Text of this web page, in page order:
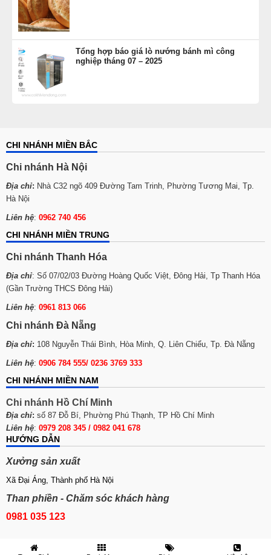
Tổng hợp báo giá lò nướng bánh mì công
nghiệp tháng 07 – 2025
CHI NHÁNH MIỀN BẮC
Chi nhánh Hà Nội
Địa chỉ: Nhà C32 ngõ 409 Đường Tam Trinh, Phường Tương Mai, Tp.
Hà Nội
Liên hệ: 0962 740 456
CHI NHÁNH MIỀN TRUNG
Chi nhánh Thanh Hóa
Địa chỉ: Số 07/02/03 Đường Hoàng Quốc Việt, Đông Hải, Tp Thanh Hóa
(Gần Trường THCS Đông Hải)
Liên hệ: 0961 813 066
Chi nhánh Đà Nẵng
Địa chỉ: 108 Nguyễn Thái Bình, Hòa Minh, Q. Liên Chiểu, Tp. Đà Nẵng
Liên hệ: 0906 784 555/ 0236 3769 333
CHI NHÁNH MIỀN NAM
Chi nhánh Hồ Chí Minh
Địa chỉ: số 87 Đỗ Bí, Phường Phú Thạnh, TP Hồ Chí Minh
Liên hệ: 0979 208 345 / 0982 041 678
HƯỚNG DẪN
Xưởng sản xuất
Xã Đại Áng, Thành phố Hà Nội
Than phiền - Chăm sóc khách hàng
0981 035 123
© 2017 Lò nướng bánh mì Viễn Đông. Thiết kế Website bởi VietMoz.